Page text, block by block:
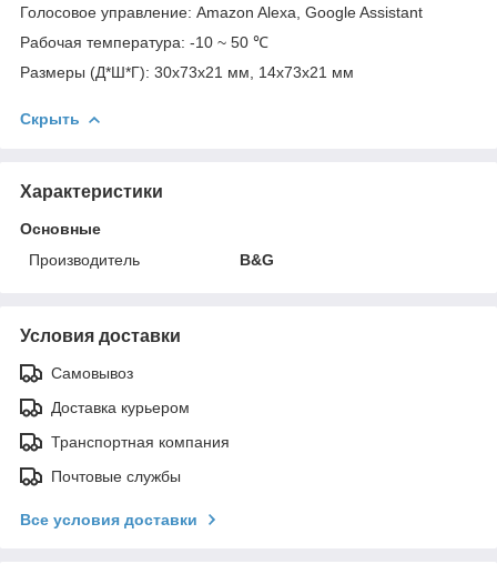
Голосовое управление: Amazon Alexa, Google Assistant
Рабочая температура: -10 ~ 50 ℃
Размеры (Д*Ш*Г): 30х73х21 мм, 14х73х21 мм
Скрыть
Характеристики
Основные
Производитель
B&G
Условия доставки
Самовывоз
Доставка курьером
Транспортная компания
Почтовые службы
Все условия доставки